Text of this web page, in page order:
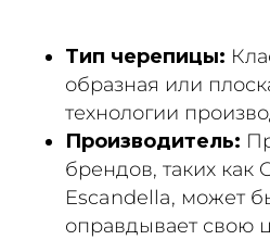
Тип черепицы:
образная или
технологии
Производитель:
брендов, таких как
Escandella, может
оправдывает свою